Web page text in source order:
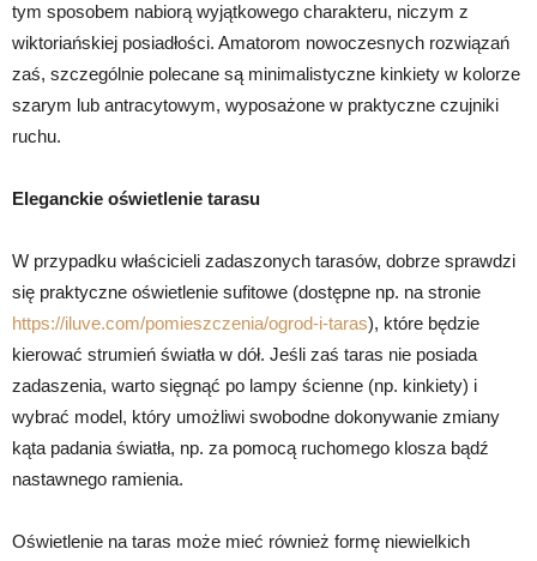
tym sposobem nabiorą wyjątkowego charakteru, niczym z
wiktoriańskiej posiadłości. Amatorom nowoczesnych rozwiązań
zaś, szczególnie polecane są minimalistyczne kinkiety w kolorze
szarym lub antracytowym, wyposażone w praktyczne czujniki
ruchu.
Eleganckie oświetlenie tarasu
W przypadku właścicieli zadaszonych tarasów, dobrze sprawdzi
się praktyczne oświetlenie sufitowe (dostępne np. na stronie
https://iluve.com/pomieszczenia/ogrod-i-taras), które będzie
kierować strumień światła w dół. Jeśli zaś taras nie posiada
zadaszenia, warto sięgnąć po lampy ścienne (np. kinkiety) i
wybrać model, który umożliwi swobodne dokonywanie zmiany
kąta padania światła, np. za pomocą ruchomego klosza bądź
nastawnego ramienia.
Oświetlenie na taras może mieć również formę niewielkich